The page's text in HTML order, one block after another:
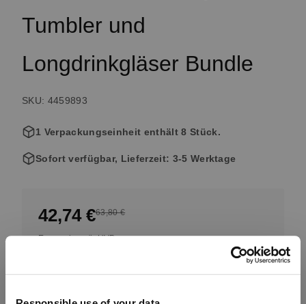
Tumbler und
Longdrinkgläser Bundle
SKU: 4459893
1 Verpackungseinheit enthält 8 Stück.
Sofort verfügbar, Lieferzeit: 3-5 Werktage
42,74 €63,80 €
Ersparnis ggü. UVP